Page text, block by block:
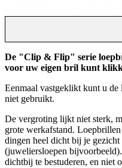
De "Clip & Flip" serie
voor uw eigen bril kunt
Eenmaal vastgeklikt kunt u
niet gebruikt.
De vergroting lijkt niet sterk,
grote werkafstand.
dingen heel dicht bij je gezicht
(juweliersloepen
dichtbij te bestuderen, en niet